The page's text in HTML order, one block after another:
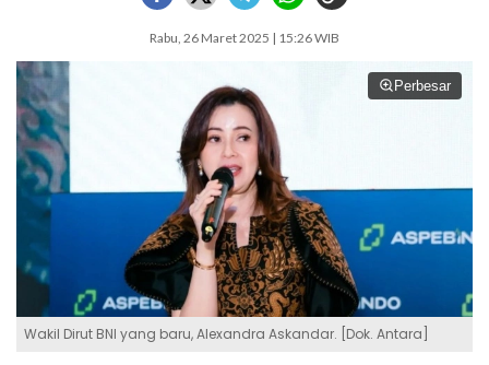
Rabu, 26 Maret 2025 | 15:26 WIB
Perbesar
Wakil Dirut BNI yang baru, Alexandra Askandar. [Dok. Antara]